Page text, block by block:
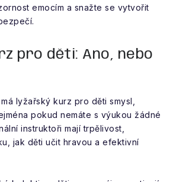
emocím a snažte se vytvořit
pro děti: Ano, nebo
lyžařský kurz pro děti smysl,
pokud nemáte s výukou žádné
instruktoři mají trpělivost,
jak děti učit hravou a efektivní